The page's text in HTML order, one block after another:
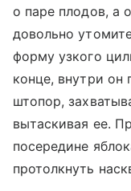
о паре плодов, а
довольно
форму узкого
конце, внутри он
штопор,
вытаскивая ее.
посередине
протолкнуть